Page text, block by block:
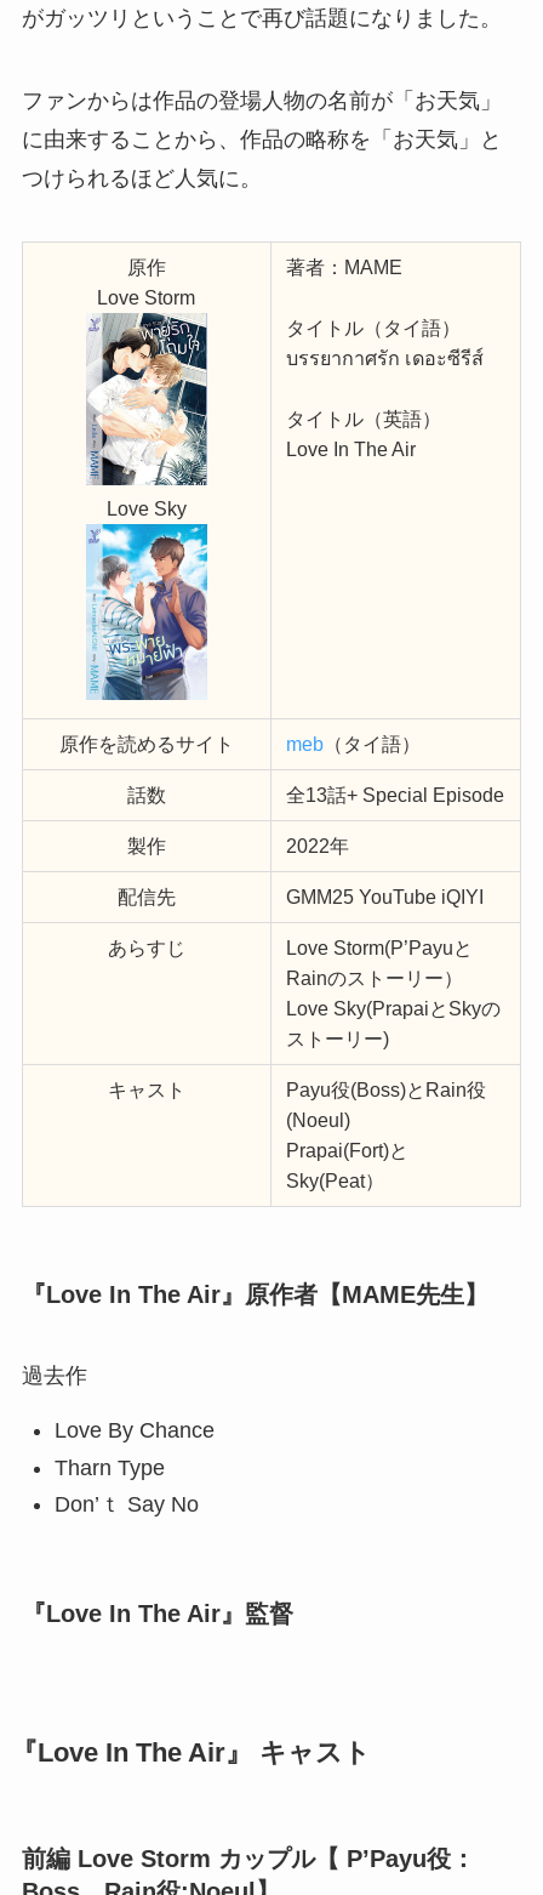
がガッツリということで再び話題になりました。
ファンからは作品の登場人物の名前が「お天気」
に由来することから、作品の略称を「お天気」と
つけられるほど人気に。
原作
Love Storm
Love Sky
著者：MAME
タイトル（タイ語）
บรรยากาศรัก เดอะซีรีส์
タイトル（英語）
Love In The Air
原作を読めるサイト meb （タイ語）
話数 全13話+ Special Episode
製作 2022年
配信先 GMM25 YouTube iQIYI
あらすじ
Love Storm(P’Payuと
Rainのストーリー）
Love Sky(PrapaiとSkyの
ストーリー)
キャスト
Payu役(Boss)とRain役
(Noeul)
Prapai(Fort)と
Sky(Peat）
『Love In The Air』原作者【MAME先生】
過去作
Love By Chance
Tharn Type
Don’ｔ Say No
『Love In The Air』監督
『Love In The Air』 キャスト
前編 Love Storm カップル【 P’Payu役：